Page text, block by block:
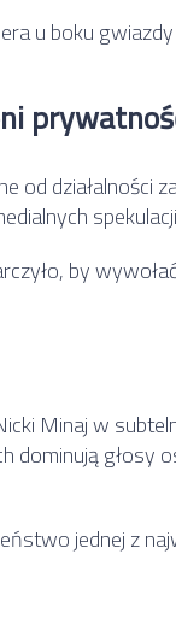
u boku
od działalności
by
Minaj w
głosy
jednej z